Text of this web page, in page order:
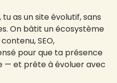
as un site évolutif, sans
On bâtit un écosystème
SEO,
pour que ta présence
— et prête à évoluer avec